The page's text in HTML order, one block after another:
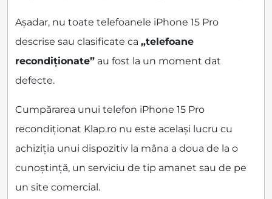
Așadar, nu toate telefoanele iPhone 15 Pro
descrise sau clasificate ca „telefoane
recondiționate” au fost la un moment dat
defecte.
Cumpărarea unui telefon iPhone 15 Pro
recondiționat Klap.ro nu este același lucru cu
achiziția unui dispozitiv la mâna a doua de la o
cunoștință, un serviciu de tip amanet sau de pe
un site comercial.